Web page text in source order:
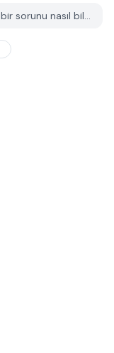
PGYER APK HUB'daki NEVC 2014 ile ilgili bir sorunu nasıl bildirebilirim?